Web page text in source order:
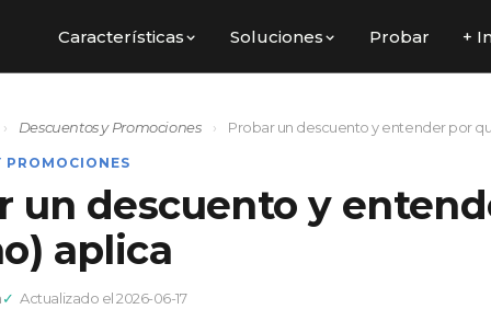
Características Soluciones Probar +
› Descuentos y Promociones › Probar un descuento y entender por
PROMOCIONES
un descuento y
aplica
Actualizado el 2026-06-17